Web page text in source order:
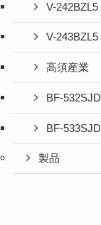
V-242BZL5
V-243BZL5
高須産業
BF-532SJD
BF-533SJD
製品